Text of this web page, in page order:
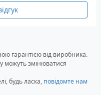
гарантією від виробника.
можуть змінюватися
будь ласка, повідомте нам